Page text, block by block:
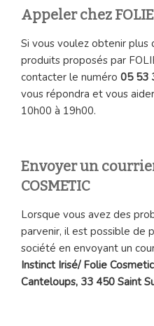
Appeler chez FOLIE
Si vous voulez obtenir plus
produits proposés par
contacter le numéro 05 53
vous répondra et vous
10h00 à 19h00.
Envoyer un
COSMETIC
Lorsque vous avez des
parvenir, il est possible de
société en envoyant un
Instinct Irisé/ Folie
Canteloups, 33 450 Saint